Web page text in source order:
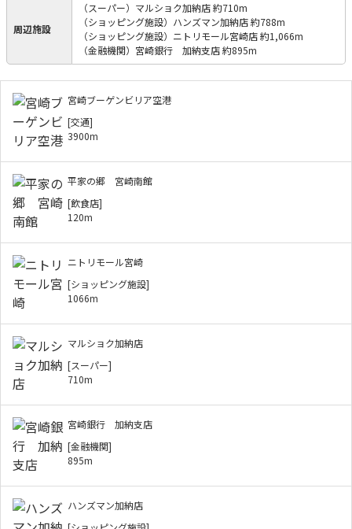
周辺施設
（スーパー）マルショク加納店 約710m
（ショッピング施設）ハンズマン加納店 約788m
（ショッピング施設）ニトリモール宮崎店 約1,066m
（金融機関）宮崎銀行 加納支店 約895m
宮崎ブーゲンビリア空港
[交通]
3900m
平家の郷 宮崎南館
[飲食店]
120m
ニトリモール宮崎
[ショッピング施設]
1066m
マルショク加納店
[スーパー]
710m
宮崎銀行 加納支店
[金融機関]
895m
ハンズマン加納店